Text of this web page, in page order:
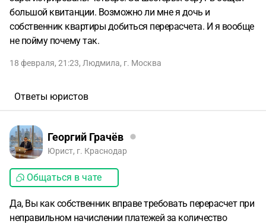
большой квитанции. Возможно ли мне я дочь и
собственник квартиры добиться перерасчета. И я вообще
не пойму почему так.
18 февраля, 21:23, Людмила, г. Москва
Ответы юристов
Георгий Грачёв
Юрист, г. Краснодар
Общаться в чате
Да, Вы как собственник вправе требовать перерасчет при
неправильном начислении платежей за количество